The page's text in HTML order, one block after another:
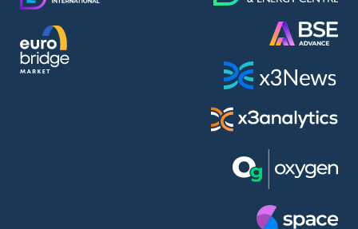
BASF SE (BAS)
Bayer AG (BAYN)
Bayerische Motoren Werke AG (BMW)
BE Semiconductor Industries N.V. (BSI)